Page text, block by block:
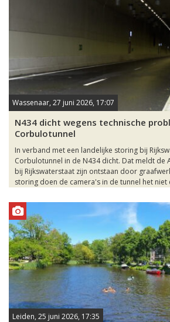
Wassenaar, 27 juni 2026, 17:07
N434 dicht wegens technische
Corbulotunnel
In verband met een landelijke storing bij
Corbulotunnel in de N434 dicht. Dat meldt de
bij Rijkswaterstaat zijn ontstaan door
storing doen de camera's in de tunnel het niet
Leiden, 25 juni 2026, 17:35